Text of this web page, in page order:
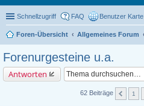
Schnellzugriff FAQ Benutzer Karte
Foren-Übersicht Allgemeines Forum
Forenurgesteine u.a.
Antworten
62 Beiträge 1